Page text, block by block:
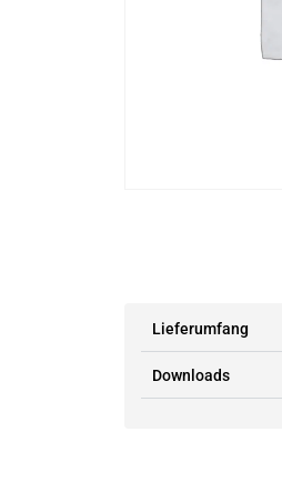
Lieferumfang
Downloads